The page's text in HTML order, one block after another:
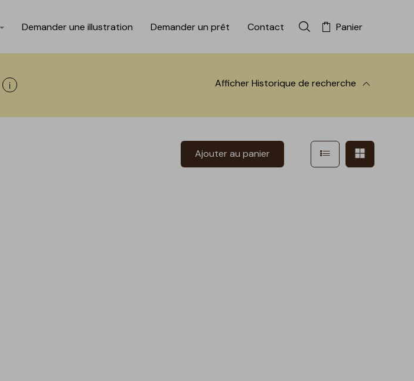
Demander une illustration Demander un prêt Contact Rechercher dans la
Panier
Afficher les informations d'aide à la recherche AfficherHistorique de recherche
Ajouter au panier Afficher en mode